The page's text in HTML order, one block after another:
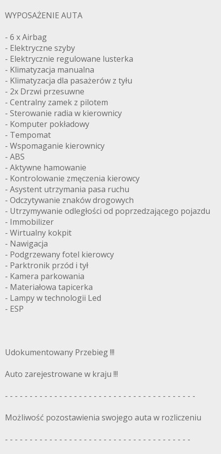
WYPOSAŻENIE AUTA
- 6 x Airbag
- Elektryczne szyby
- Elektrycznie regulowane lusterka
- Klimatyzacja manualna
- Klimatyzacja dla pasażerów z tyłu
- 2x Drzwi przesuwne
- Centralny zamek z pilotem
- Sterowanie radia w kierownicy
- Komputer pokładowy
- Tempomat
- Wspomaganie kierownicy
- ABS
- Aktywne hamowanie
- Kontrolowanie zmęczenia kierowcy
- Asystent utrzymania pasa ruchu
- Odczytywanie znaków drogowych
- Utrzymywanie odległości od poprzedzającego pojazdu
- Immobilizer
- Wirtualny kokpit
- Nawigacja
- Podgrzewany fotel kierowcy
- Parktronik przód i tył
- Kamera parkowania
- Materiałowa tapicerka
- Lampy w technologii Led
- ESP
Udokumentowany Przebieg !!!
Auto zarejestrowane w kraju !!!
- - - - - - - - - - - - - - - - - - - - - - - - - - - - - - - - - - - - - - -
Możliwość pozostawienia swojego auta w rozliczeniu
- - - - - - - - - - - - - - - - - - - - - - - - - - - - - - - - - - - - - -